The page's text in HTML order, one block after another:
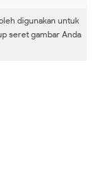
digunakan untuk
seret gambar Anda